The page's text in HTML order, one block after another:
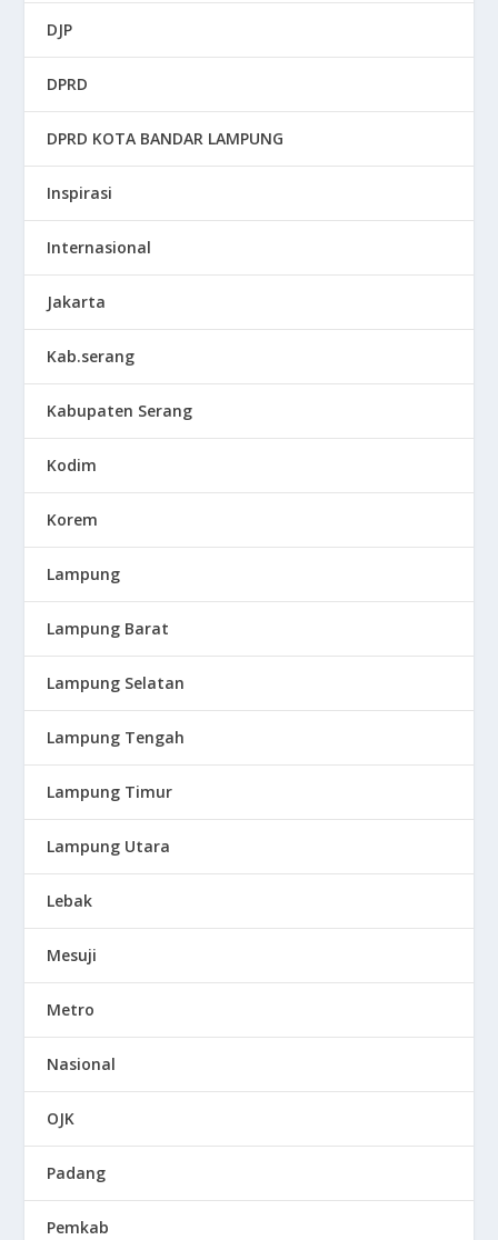
DJP
DPRD
DPRD KOTA BANDAR LAMPUNG
Inspirasi
Internasional
Jakarta
Kab.serang
Kabupaten Serang
Kodim
Korem
Lampung
Lampung Barat
Lampung Selatan
Lampung Tengah
Lampung Timur
Lampung Utara
Lebak
Mesuji
Metro
Nasional
OJK
Padang
Pemkab